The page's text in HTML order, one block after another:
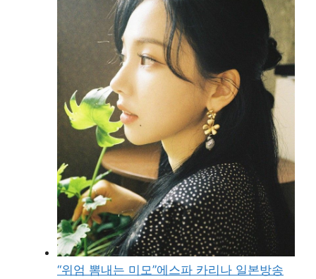
“위엄 뽐내는 미모”에스파 카리나 일본방송